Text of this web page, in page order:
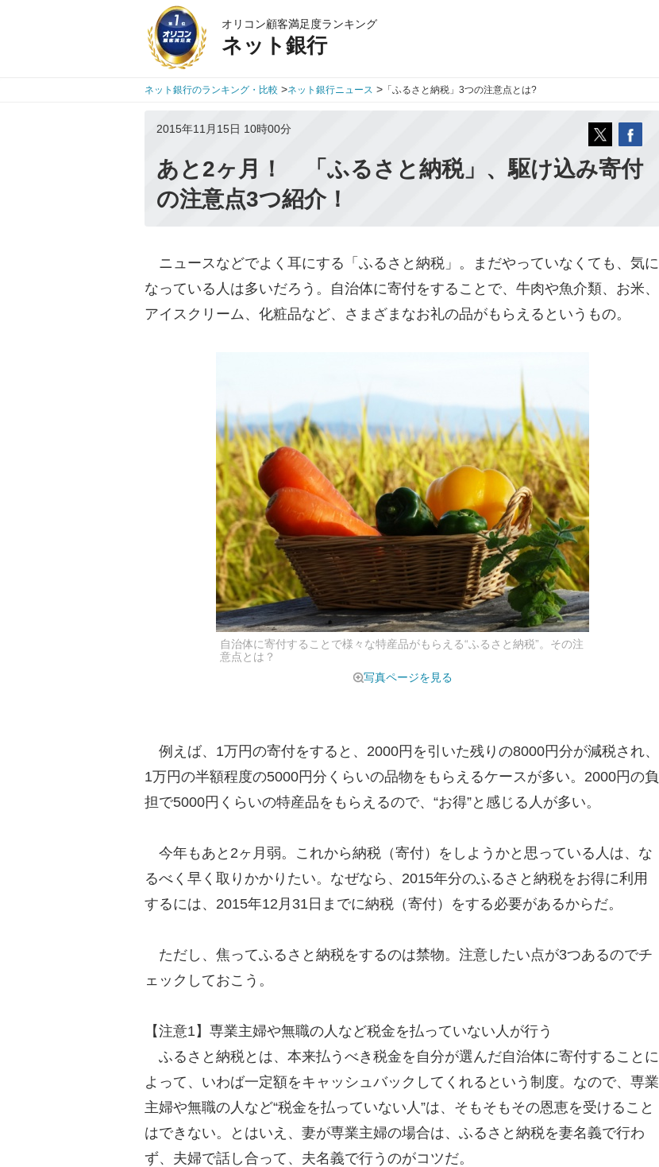
オリコン顧客満足度ランキング
ネット銀行
ネット銀行のランキング・比較 >ネット銀行ニュース > 「ふるさと納税」3つの注意点とは?
2015年11月15日 10時00分
あと2ヶ月！ 「ふるさと納税」、駆け込み寄付
の注意点3つ紹介！
ニュースなどでよく耳にする「ふるさと納税」。まだやっていなくても、気に
なっている人は多いだろう。自治体に寄付をすることで、牛肉や魚介類、お米、
アイスクリーム、化粧品など、さまざまなお礼の品がもらえるというもの。
自治体に寄付することで様々な特産品がもらえる“ふるさと納税”。その注
意点とは？
写真ページを見る
例えば、1万円の寄付をすると、2000円を引いた残りの8000円分が減税され、
1万円の半額程度の5000円分くらいの品物をもらえるケースが多い。2000円の負
担で5000円くらいの特産品をもらえるので、“お得”と感じる人が多い。
今年もあと2ヶ月弱。これから納税（寄付）をしようかと思っている人は、な
るべく早く取りかかりたい。なぜなら、2015年分のふるさと納税をお得に利用
するには、2015年12月31日までに納税（寄付）をする必要があるからだ。
ただし、焦ってふるさと納税をするのは禁物。注意したい点が3つあるのでチ
ェックしておこう。
【注意1】専業主婦や無職の人など税金を払っていない人が行う
ふるさと納税とは、本来払うべき税金を自分が選んだ自治体に寄付することに
よって、いわば一定額をキャッシュバックしてくれるという制度。なので、専業
主婦や無職の人など“税金を払っていない人”は、そもそもその恩恵を受けること
はできない。とはいえ、妻が専業主婦の場合は、ふるさと納税を妻名義で行わ
ず、夫婦で話し合って、夫名義で行うのがコツだ。